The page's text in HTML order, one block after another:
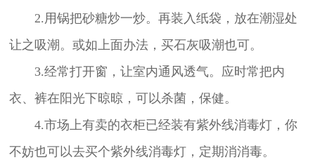
2.用锅把砂糖炒一炒。再装入纸袋，放在潮湿处
让之吸潮。或如上面办法，买石灰吸潮也可。
3.经常打开窗，让室内通风透气。应时常把内
衣、裤在阳光下晾晾，可以杀菌，保健。
4.市场上有卖的衣柜已经装有紫外线消毒灯，你
不妨也可以去买个紫外线消毒灯，定期消消毒。